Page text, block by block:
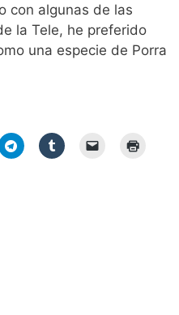
con algunas de las
la Tele, he preferido
una especie de Porra